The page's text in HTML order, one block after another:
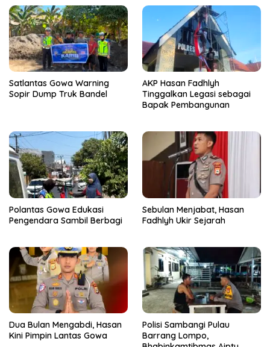
Satlantas Gowa Warning
Sopir Dump Truk Bandel
AKP Hasan Fadhlyh
Tinggalkan Legasi sebagai
Bapak Pembangunan
Polantas Gowa Edukasi
Pengendara Sambil Berbagi
Sebulan Menjabat, Hasan
Fadhlyh Ukir Sejarah
Dua Bulan Mengabdi, Hasan
Kini Pimpin Lantas Gowa
Polisi Sambangi Pulau
Barrang Lompo,